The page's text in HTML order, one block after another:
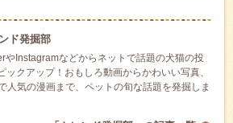
ド発掘部
やInstagramなどからネットで話題の犬猫の投
ックアップ！おもしろ動画からかわいい写真、
人気の漫画まで、ペットの旬な話題を発掘しま